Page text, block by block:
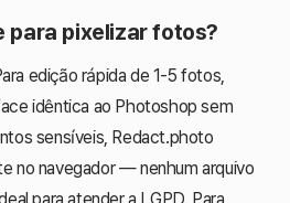
para pixelizar fotos?
edição rápida de 1-5 fotos,
idêntica ao Photoshop sem
sensíveis, Redact.photo
no navegador — nenhum arquivo